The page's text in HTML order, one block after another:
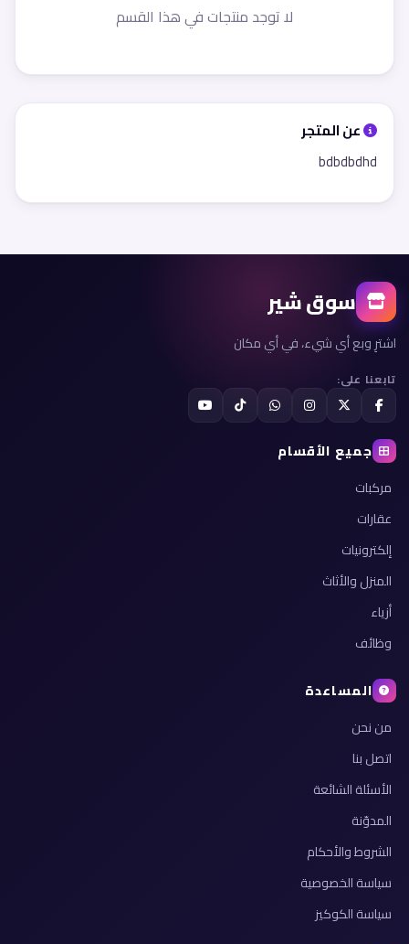
لا توجد منتجات في هذا القسم
عن المتجر
bdbdbdhd
سوق شير
اشترِ وبع أي شيء، في أي مكان
تابعنا على:
جميع الأقسام
مركبات
عقارات
إلكترونيات
المنزل والأثاث
أزياء
وظائف
المساعدة
من نحن
اتصل بنا
الأسئلة الشائعة
المدوّنة
الشروط والأحكام
سياسة الخصوصية
سياسة الكوكيز